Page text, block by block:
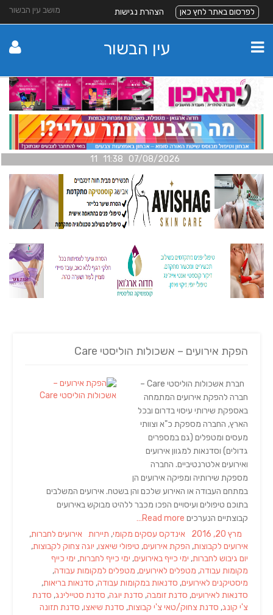
מושב עין הבשור לפרסום באתר לחץ כאן הצהרת נגישות
עין הבשור
07/08/2026 11:38 11
הפקת אירועים – אשכולות הוליסטי Care
חברת אשכולות הוליסטי Care –
חברה להפקת אירועים המתמחה
באספקת שירותי עיסוי בדרום ובכל
הארץ, החברה מספקת כ"א וצוותי
מעסים ומטפלים (גם במספרים
גדולים) וסדנאות למגוון אירועים
ואירועים אלטרנטיביים. החברה
מספקת שירותיה ומפיקה אירועים הן
במתחם העבודה או האירוע שלכם והן בשטח. אירועים המשלבים
בתוכם טיפולים ועיסויים הפכו מכבר ללהיט מבוקש באירועים
קבוצתיים הנערכים
Posted
on
מרץ 20, 2016 Categories
אינדקס עסקים מקומי, תיירות Tags
אירועים לחברות,
אירועים לקבוצות, הפקת אירועים, טיפולי שיאצו, יוגה צחוק לקבוצות,
יום גיבוש לחברות, ימי כייף באירועים, ימי כייף לחברות, ימי כייף
מקומות עבודה, מטפלים לאירועים, מטפלים למקומות עבודה,
מיסטיקנים לאירועים, סדנאות במקומות עבודה, סדנאות בריאות,
סדנאות לאירועים, סדנת זומבה, סדנת יוגה, סדנת סטיילינג, סדנת
צ'י קונג, סדנת צחוק/טאי צ'י קבוצות, סדנת שיאצו, סדנת תזונה